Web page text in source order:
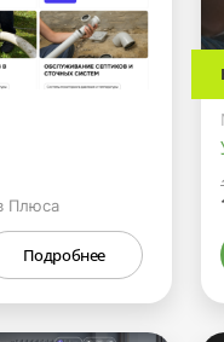
Плюса
Подробнее